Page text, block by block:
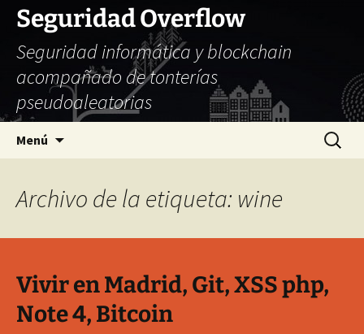
Seguridad Overflow
Seguridad informática y blockchain
acompañado de tonterías
pseudoaleatorias
Menú Buscar:
Archivo de la etiqueta: wine
Vivir en Madrid, Git, XSS php,
Note 4, Bitcoin